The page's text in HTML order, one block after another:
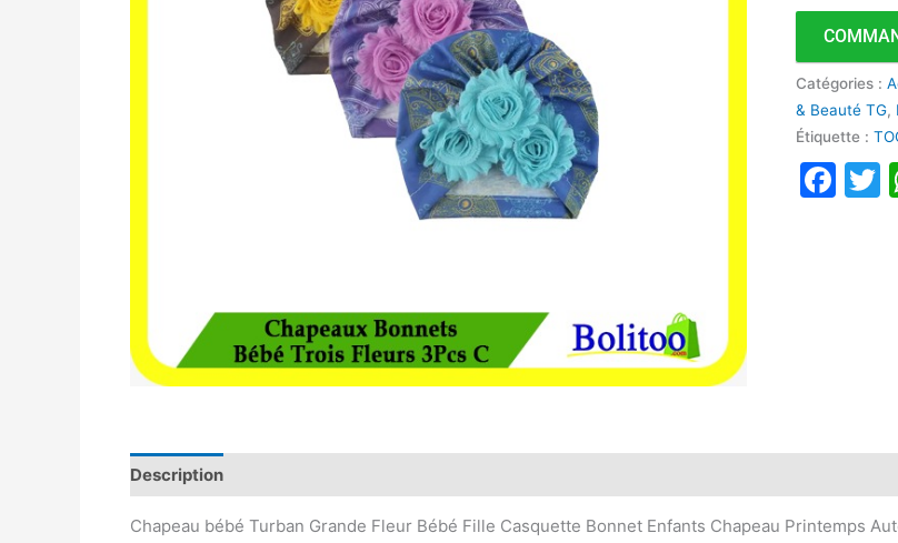
Catégories :
& Beauté TG,
Étiquette :
Description
Chapeau bébé Turban Grande Fleur Bébé Fille Casquette Bonnet Enfants Chapeau Printemps